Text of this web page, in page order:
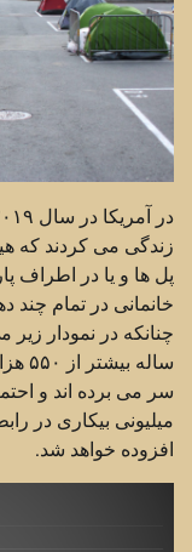
زندگی می کردند که
پل ها و یا در اطراف
خانمانی در تمام چند
سر می برده اند و
افزوده خواهد شد.